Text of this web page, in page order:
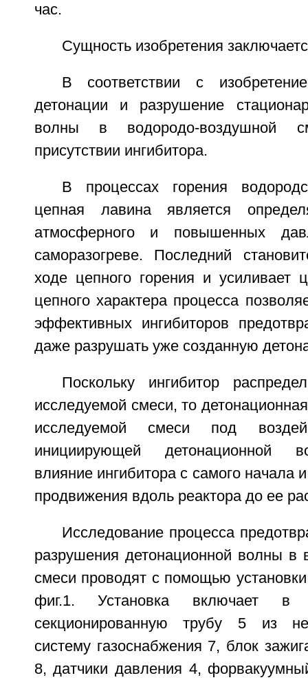
час.
Сущность изобретения
В соответствии с
детонации и разрушение
волны в водородо-воздушной
присутствии ингибитора.
В процессах горения
цепная лавина является
атмосферного и повышенных
саморазогреве. Последний
ходе цепного горения и усиливает
цепного характера процесса
эффективных ингибиторов
даже разрушать уже созданную
Поскольку ингибитор
исследуемой смеси, то
исследуемой смеси под
инициирующей детонационной
влияние ингибитора с самого начала
продвижения вдоль реактора до ее
Исследование процесса
разрушения детонационной волны в
смеси проводят с помощью
фиг.1. Установка включает
секционированную трубу 5 из
систему газоснабжения 7, блок
8, датчики давления 4,